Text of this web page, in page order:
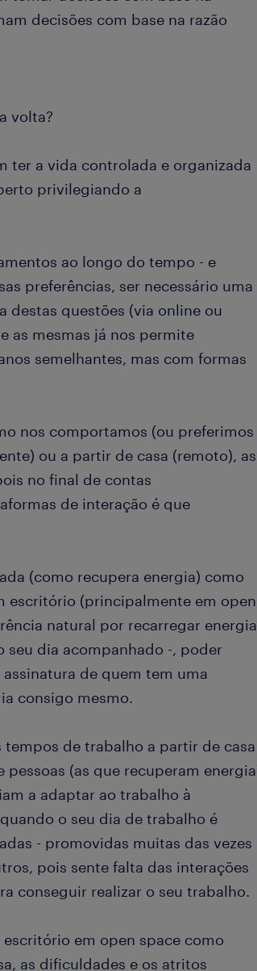
decisões com base na razão
volta?
ter a vida controlada e organizada
privilegiando a
ao longo do tempo - e
preferências, ser necessário uma
destas questões (via online ou
as mesmas já nos permite
semelhantes, mas com formas
nos comportamos (ou preferimos
ou a partir de casa (remoto), as
no final de contas
de interação é que
(como recupera energia) como
escritório (principalmente em open
natural por recarregar energia
seu dia acompanhado -, poder
de quem tem uma
consigo mesmo.
de trabalho a partir de casa
(as que recuperam energia
a adaptar ao trabalho à
o seu dia de trabalho é
- promovidas muitas das vezes
pois sente falta das interações
conseguir realizar o seu trabalho.
em open space como
as dificuldades e os atritos